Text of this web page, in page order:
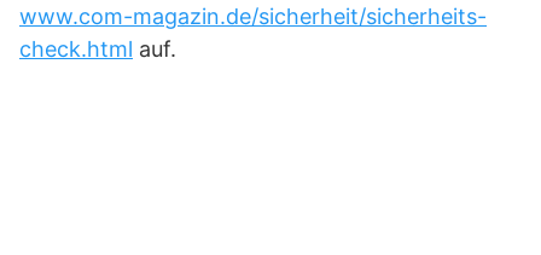
www.com-magazin.de/sicherheit/sicherheits-
check.html auf.